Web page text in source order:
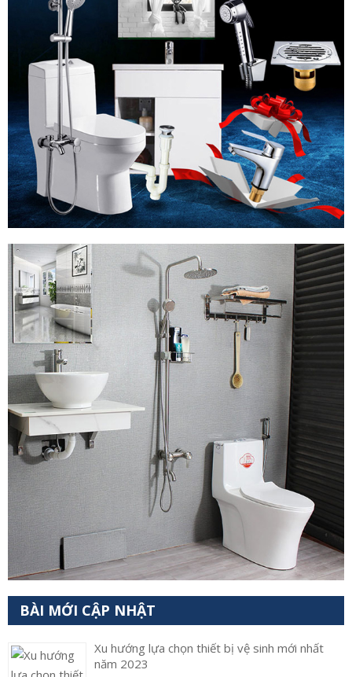
BÀI MỚI CẬP NHẬT
Xu hướng lựa chọn thiết bị vệ sinh mới nhất
năm 2023